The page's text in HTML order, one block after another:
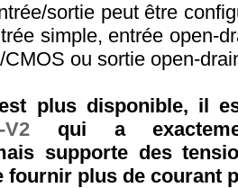
sortie peut être
simple, entrée open-
ou sortie open-
plus disponible, il
V2 qui a
supporte des
fournir plus de courant